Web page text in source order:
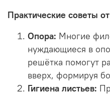
Практические советы
Опора: Многие
нуждающиеся в
решётка помогут
вверх, формируя
Гигиена листьев: